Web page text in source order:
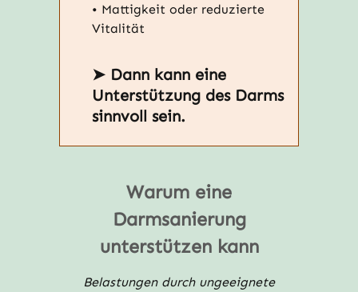
• Mattigkeit oder reduzierte
Vitalität
➤ Dann kann eine
Unterstützung des Darms
sinnvoll sein.
Warum eine
Darmsanierung
unterstützen kann
Belastungen durch ungeeignete